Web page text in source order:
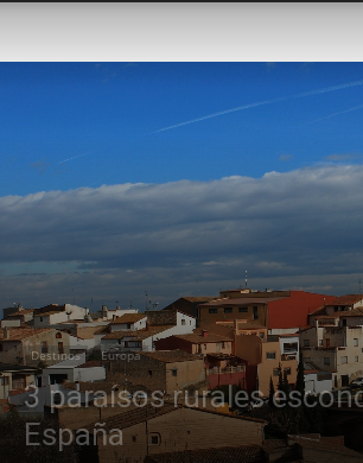
Destinos Europa
3 paraísos rurales
España